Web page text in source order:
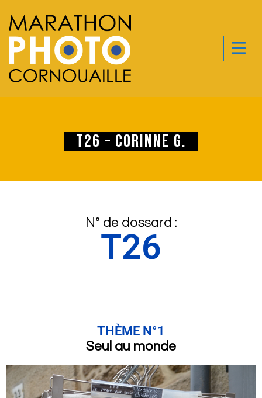
T26 – Corinne G.
N° de dossard :
T26
THÈME N°1
Seul au monde